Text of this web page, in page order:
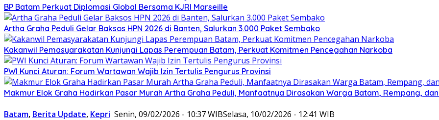
BP Batam Perkuat Diplomasi Global Bersama KJRI Marseille
Artha Graha Peduli Gelar Baksos HPN 2026 di Banten, Salurkan 3.000 Paket Sembako
Kakanwil Pemasyarakatan Kunjungi Lapas Perempuan Batam, Perkuat Komitmen Pencegahan Narkoba
PWI Kunci Aturan: Forum Wartawan Wajib Izin Tertulis Pengurus Provinsi
Makmur Elok Graha Hadirkan Pasar Murah Artha Graha Peduli, Manfaatnya Dirasakan Warga Batam, Rempang,
Batam, Berita Update, Kepri Senin, 09/02/2026 - 10:37 WIBSelasa, 10/02/2026 - 12:41 WIB